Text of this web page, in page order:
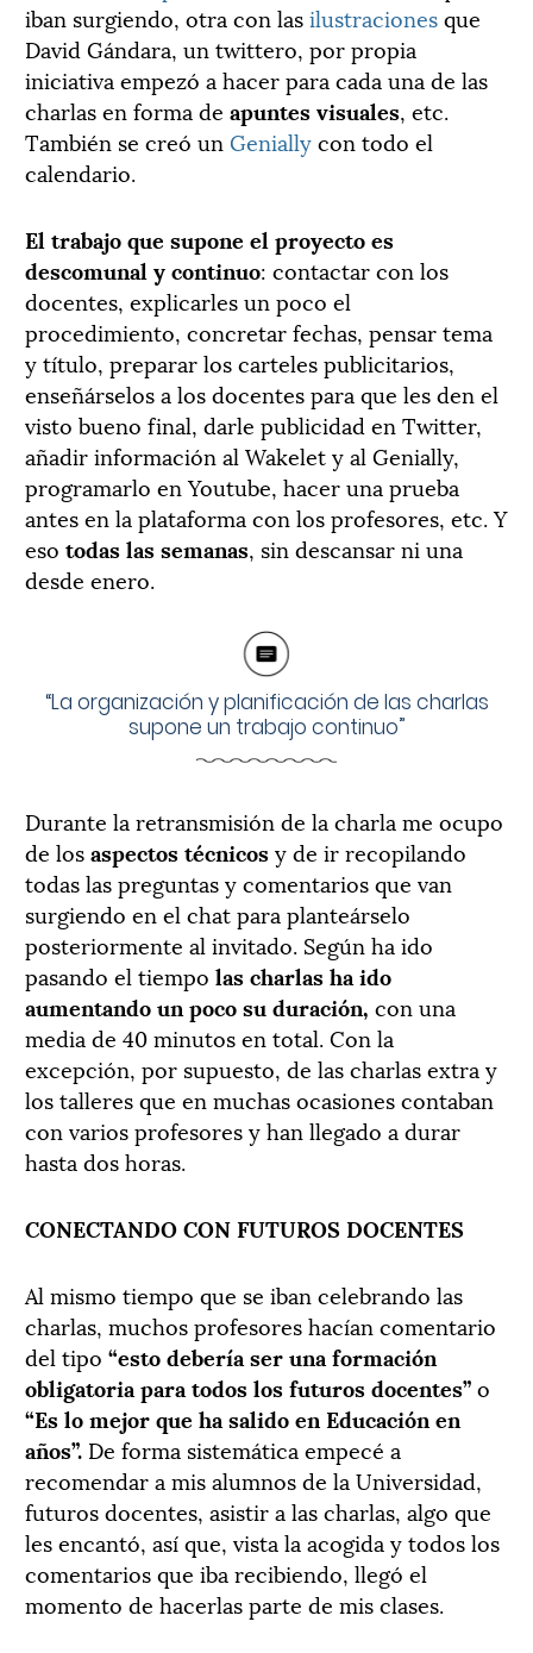
iban surgiendo, otra con lasilustracionesque
David Gándara, un twittero, por propia
iniciativa empezó a hacer para cada una de las
charlas en forma de apuntes visuales, etc.
También se creó un Geniallycon todo el
calendario.
El trabajo que supone el proyecto es
descomunal y continuo: contactar con los
docentes, explicarles un poco el
procedimiento, concretar fechas, pensar tema
y título, preparar los carteles publicitarios,
enseñárselos a los docentes para que les den el
visto bueno final, darle publicidad en Twitter,
añadir información al Wakelet y al Genially,
programarlo en Youtube, hacer una prueba
antes en la plataforma con los profesores, etc. Y
eso todas las semanas, sin descansar ni una
desde enero.
“La organización y planificación de las charlas
supone un trabajo continuo”
Durante la retransmisión de la charla me ocupo
de losaspectos técnicosy de ir recopilando
todas las preguntas y comentarios que van
surgiendo en el chat para planteárselo
posteriormente al invitado. Según ha ido
pasando el tiempo las charlas ha ido
aumentando un poco su duración, con una
media de 40 minutos en total. Con la
excepción, por supuesto, de las charlas extra y
los talleres que en muchas ocasiones contaban
con varios profesores y han llegado a durar
hasta dos horas.
CONECTANDO CON FUTUROS DOCENTES
Al mismo tiempo que se iban celebrando las
charlas, muchos profesores hacían comentario
del tipo “esto debería ser una formación
obligatoria para todos los futuros docentes”o
“Es lo mejor que ha salido en Educación en
años”. De forma sistemática empecé a
recomendar a mis alumnos de la Universidad,
futuros docentes, asistir a las charlas, algo que
les encantó, así que, vista la acogida y todos los
comentarios que iba recibiendo, llegó el
momento de hacerlas parte de mis clases.